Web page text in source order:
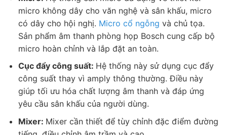
micro không dây cho văn nghệ và sân khấu, micro
có dây cho hội nghị. Micro cổ ngỗng và chủ tọa.
Sản phẩm âm thanh phòng họp Bosch cung cấp bộ
micro hoàn chỉnh và lắp đặt an toàn.
Cục đẩy công suất: Hệ thống này sử dụng cục đẩy
công suất thay vì amply thông thường. Điều này
giúp tối ưu hóa chất lượng âm thanh và đáp ứng
yêu cầu sân khấu của người dùng.
Mixer: Mixer cần thiết để tùy chỉnh đặc điểm đường